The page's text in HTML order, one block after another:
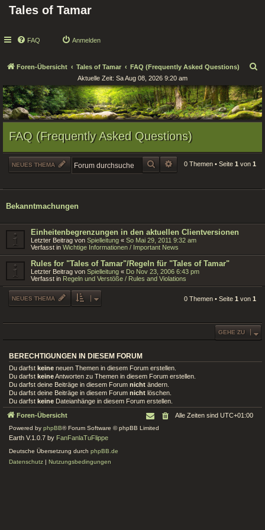
Tales of Tamar
FAQ Anmelden
Foren-Übersicht Tales of Tamar FAQ (Frequently Asked Questions)
c
h
e
Aktuelle Zeit: Sa Aug 08, 2026 9:20 am
FAQ (Frequently Asked Questions)
NEUES THEMA SUCHE ERWEITERTE SUCHE
0 Themen • Seite 1 von 1
Bekanntmachungen
Einheitenbegrenzungen in den aktuellen Clientversionen
Letzter Beitrag von Spielleitung « So Mai 29, 2011 9:32 am
Verfasst in Wichtige Informationen / Important News
Rules for "Tales of Tamar"/Regeln für "Tales of Tamar"
Letzter Beitrag von Spielleitung « Do Nov 23, 2006 6:43 pm
Verfasst in Regeln und Verstöße / Rules and Violations
NEUES THEMA 0 Themen • Seite 1 von 1
GEHE ZU
BERECHTIGUNGEN IN DIESEM FORUM
Du darfst keine neuen Themen in diesem Forum erstellen.
Du darfst keineAntworten zu Themen in diesem Forum erstellen.
Du darfst deine Beiträge in diesem Forum nicht ändern.
Du darfst deine Beiträge in diesem Forum nicht löschen.
Du darfst keine Dateianhänge in diesem Forum erstellen.
Foren-Übersicht Alle Zeiten sind UTC+01:00
Powered by phpBB® Forum Software © phpBB Limited
Earth V.1.0.7 by FanFanlaTuFlippe
Deutsche Übersetzung durch phpBB.de
Datenschutz | Nutzungsbedingungen